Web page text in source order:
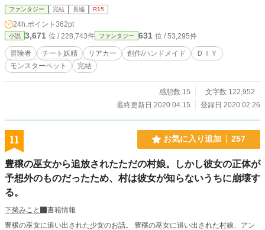
ラスは、リアカーやスラゼのナイフにも加護を与え、軽くしたりのこぎりとし
て使えるようにしてくれた。そこでスラゼは、得意なDIYでリアカーの改造、テ
ーブルやイス、入れ物などを作って冒険を快適に変えていく。 そして何故か
三人は、可愛いモモンガ風モンスターの加護まで貰うのだった。
ファンタジー 完結 長編 R15
24h.ポイント 362pt
小説 3,671 位 / 228,743件 ファンタジー 631 位 / 53,295件
冒険者 チート妖精 リアカー 創作/ハンドメイド
ＤＩＹ
モンスターペット
完結
感想数 15
文字数 122,952
最終更新日 2020.04.15
登録日 2020.02.26
11 お気に入り追加 257
豊穣の巫女から追放されたただの村娘。しかし彼女の正体が
予想外のものだったため、村は彼女が知らないうちに崩壊す
る。
下菊みこと
書籍情報
豊穣の巫女に追い出された少女のお話。 豊穣の巫女に追い出された村娘、アン